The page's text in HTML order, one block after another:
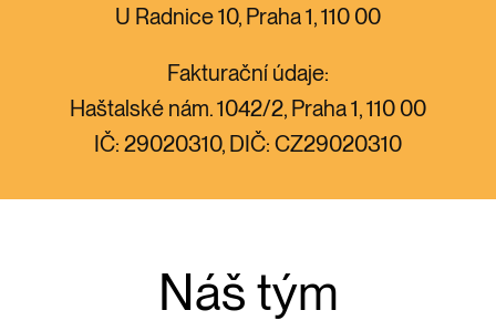
U Radnice 10, Praha 1, 110 00
Fakturační údaje:
Haštalské nám. 1042/2, Praha 1, 110 00
IČ: 29020310, DIČ: CZ29020310
Náš tým